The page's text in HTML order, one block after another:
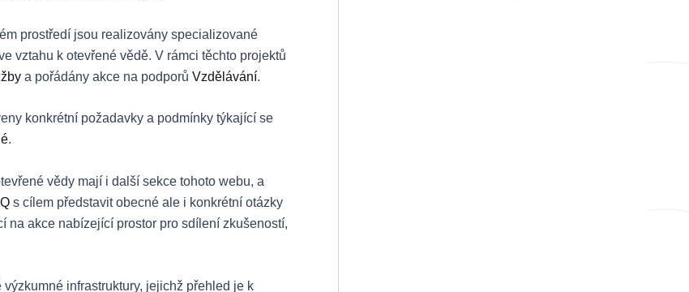
prostředí jsou realizovány specializované
vztahu k otevřené vědě. V rámci těchto projektů
a pořádány akce na podporů Vzdělávání.
konkrétní požadavky a podmínky týkající se
.
vědy mají i další sekce tohoto webu, a
s cílem představit obecné ale i konkrétní otázky
na akce nabízející prostor pro sdílení zkušeností,
infrastruktury, jejichž přehled je k